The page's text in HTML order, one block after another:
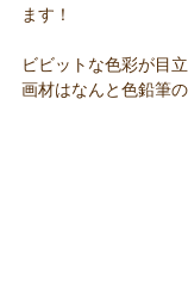
ます！
ビビットな色彩が目
画材はなんと色鉛筆